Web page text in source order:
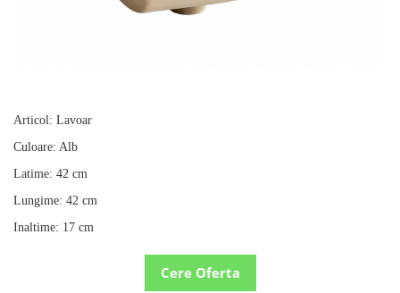
Articol: Lavoar
Culoare: Alb
Latime: 42 cm
Lungime: 42 cm
Inaltime: 17 cm
Cere Oferta